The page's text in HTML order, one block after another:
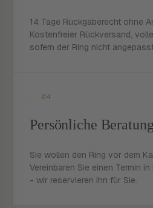
14 Tage Rückgaberecht ohne
Kostenfreier Rückversand,
sofern der Ring nicht
- 04
Persönliche Beratung
Sie wollen den Ring vor dem
Vereinbaren Sie einen Termin
- wir reservieren ihn für Sie.